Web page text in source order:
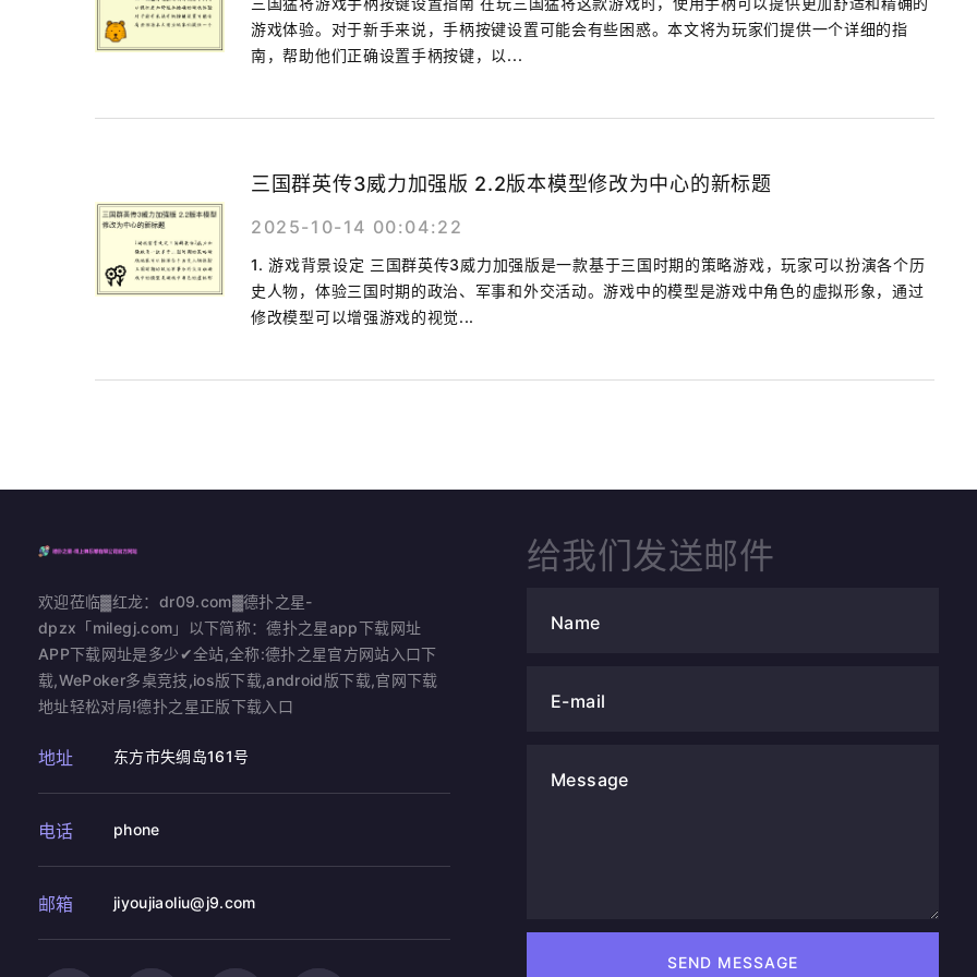
游戏体验。对于新手来说，手柄按键设置可能会有些困惑。本文将为玩家们提供一个详细的指
南，帮助他们正确设置手柄按键，以...
三国群英传3威力加强版 2.2版本模型修改为中心的新标题
2025-10-14 00:04:22
1. 游戏背景设定 三国群英传3威力加强版是一款基于三国时期的策略游戏，玩家可以扮演各个历
史人物，体验三国时期的政治、军事和外交活动。游戏中的模型是游戏中角色的虚拟形象，通过
修改模型可以增强游戏的视觉...
欢迎莅临▓红龙：dr09.com▓德扑之星-
dpzx「milegj.com」以下简称：德扑之星app下载网址
APP下载网址是多少✔全站,全称:德扑之星官方网站入口下
载,WePoker多桌竞技,ios版下载,android版下载,官网下载
地址轻松对局!德扑之星正版下载入口
地址 东方市失绸岛161号
电话 phone
邮箱 jiyoujiaoliu@j9.com
给我们发送邮件
Name
E-mail
Message
SEND MESSAGE